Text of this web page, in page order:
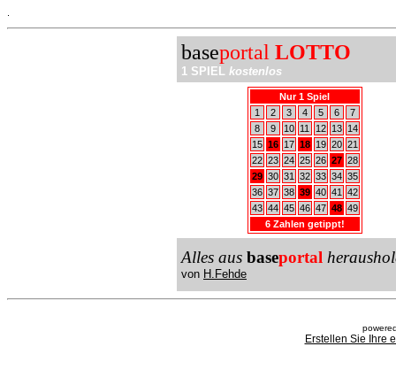
baseportal LOTTO
1 SPIEL kostenlos
Nur 1 Spiel
1
2 3 4 5 6
7
8
9 10 11 12 13
14
15 16 17 18 19 20 21
22 23 24 25 26 27 28
29 30 31 32 33 34 35
36 37 38 39 40 41
42
43 44 45 46 47 48 49
6 Zahlen getippt!
Alles aus baseportal
von H.Fehde
Erstellen Sie Ihre